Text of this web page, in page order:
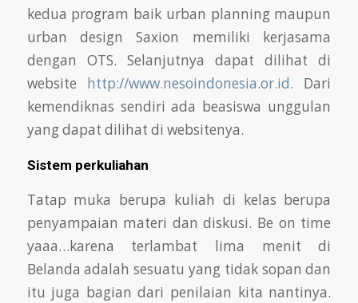
kedua program baik urban planning maupun
urban design Saxion memiliki kerjasama
dengan OTS. Selanjutnya dapat dilihat di
website http://www.nesoindonesia.or.id. Dari
kemendiknas sendiri ada beasiswa unggulan
yang dapat dilihat di websitenya.
Sistem perkuliahan
Tatap muka berupa kuliah di kelas berupa
penyampaian materi dan diskusi. Be on time
yaaa…karena terlambat lima menit di
Belanda adalah sesuatu yang tidak sopan dan
itu juga bagian dari penilaian kita nantinya.